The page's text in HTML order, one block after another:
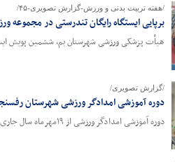
/هفته تربیت بدنی و ورزش-گزارش تصویری-۴۵/
برپایی ایستگاه رایگان تندرستی در مجموعه
هیأت پزشکی ورزشی شهرستان بم، ششمین پویش ایستگاه رایگان
/گزارش تصویری/
دوره آموزشی امدادگر ورزشی شهرستان
دوره آموزشی امدادگر ورزشی از ۱۹مهرماه سال جاری باحضور ۳۴ شرکت کننده در شهرستان رفسنجان آغاز و پنج شنبه و جمعه سه هفته متوالی ادامه خواهد یافت.